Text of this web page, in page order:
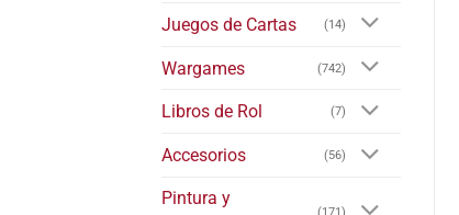
Juegos de Cartas (14)
Wargames (742)
Libros de Rol (7)
Accesorios (56)
Pintura y
(171)